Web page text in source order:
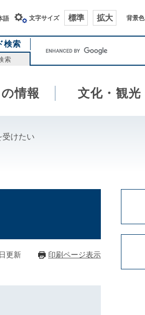
語 文字サイズ 標準 拡大 背景色
検索
索
ワ
ド
索
情報 文化・観光
受けたい
更新 印刷ページ表示